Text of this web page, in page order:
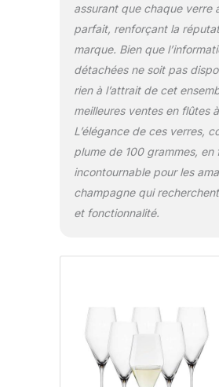
assurant que chaque verre
parfait, renforçant la
marque. Bien que
détachées ne soit pas
rien à l’attrait de cet
meilleures ventes en flûtes
L’élégance de ces verres,
plume de 100 grammes, en
incontournable pour les
champagne qui
et fonctionnalité.